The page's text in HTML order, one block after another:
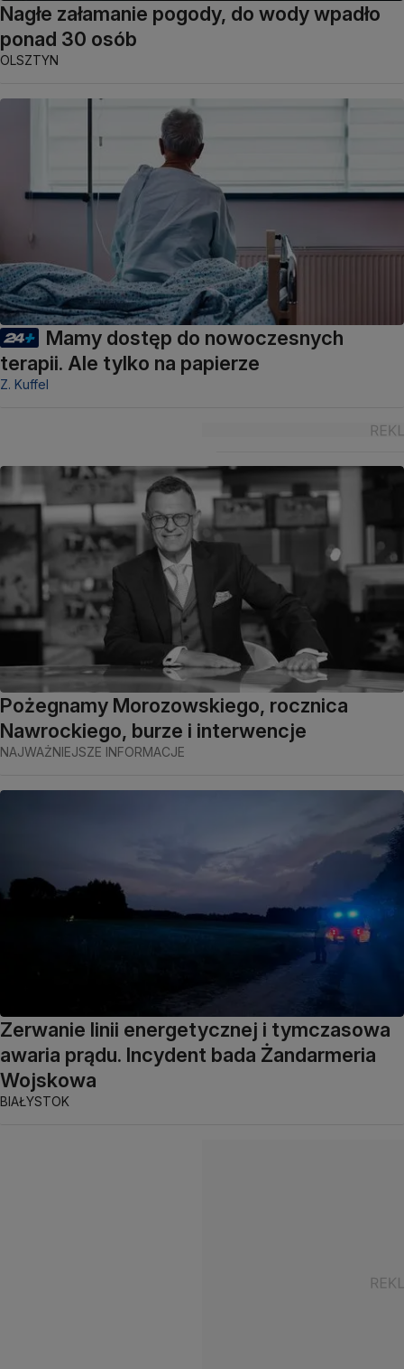
Nagłe załamanie pogody, do wody wpadło
ponad 30 osób
OLSZTYN
Mamy dostęp do nowoczesnych
terapii. Ale tylko na papierze
Z. Kuffel
Pożegnamy Morozowskiego, rocznica
Nawrockiego, burze i interwencje
NAJWAŻNIEJSZE INFORMACJE
Zerwanie linii energetycznej i tymczasowa
awaria prądu. Incydent bada Żandarmeria
Wojskowa
BIAŁYSTOK